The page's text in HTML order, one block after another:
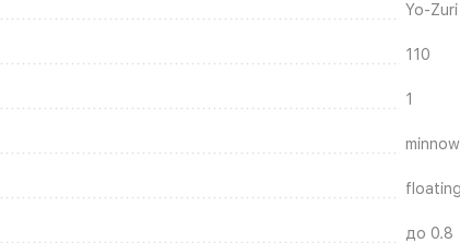
Yo-Zuri
110
1
minnow
floating
до 0.8